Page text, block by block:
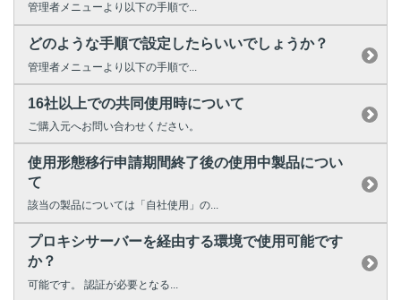
管理者メニューより以下の手順で...
どのような手順で設定したらいいでしょうか？
管理者メニューより以下の手順で...
16社以上での共同使用時について
ご購入元へお問い合わせください。
使用形態移行申請期間終了後の使用中製品につい
て
該当の製品については「自社使用」の...
プロキシサーバーを経由する環境で使用可能です
か？
可能です。 認証が必要となる...